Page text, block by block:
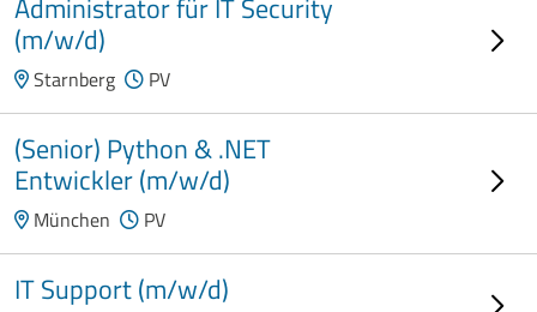
(m/w/d)
Starnberg PV
(Senior) Python & .NET
Entwickler (m/w/d)
München PV
IT Support (m/w/d)